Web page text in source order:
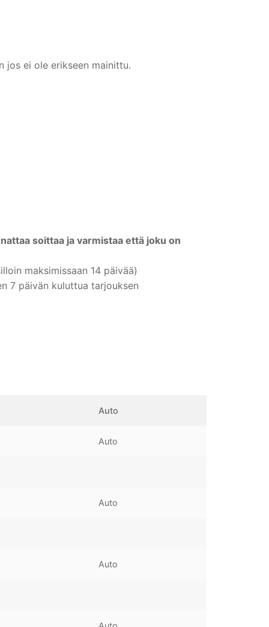
jos ei ole erikseen mainittu.
soittaa ja varmistaa että joku on
maksimissaan 14 päivää)
7 päivän kuluttua tarjouksen
Auto
Auto
Auto
Auto